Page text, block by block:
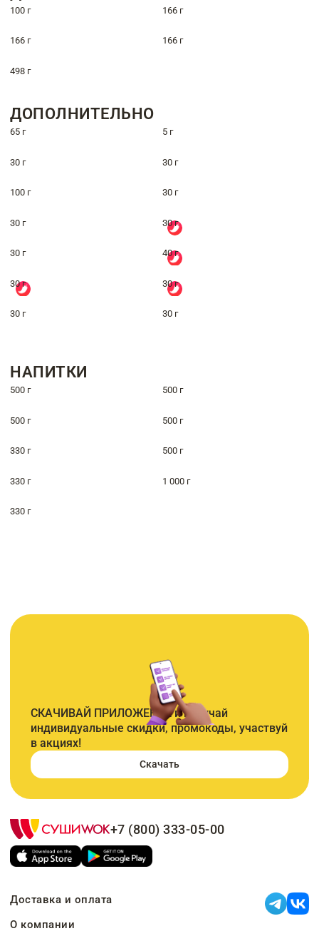
100 г 166 г
166 г 166 г
498 г
ДОПОЛНИТЕЛЬНО
65 г 5 г
30 г 30 г
100 г 30 г
30 г 30 г
30 г 40 г
30 г 30 г
30 г 30 г
НАПИТКИ
500 г 500 г
500 г 500 г
330 г 500 г
330 г 1 000 г
330 г
СКАЧИВАЙ ПРИЛОЖЕНИЕ и получай
индивидуальные скидки, промокоды, участвуй
в акциях!
Скачать
+7 (800) 333-05-00
Доставка и оплата
О компании